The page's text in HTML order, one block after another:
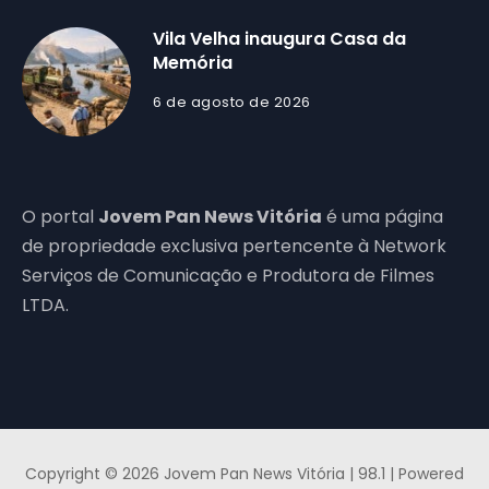
Vila Velha inaugura Casa da
Memória
6 de agosto de 2026
O portal Jovem Pan News Vitória é uma página
de propriedade exclusiva pertencente à Network
Serviços de Comunicação e Produtora de Filmes
LTDA.
Copyright © 2026 Jovem Pan News Vitória | 98.1 | Powered